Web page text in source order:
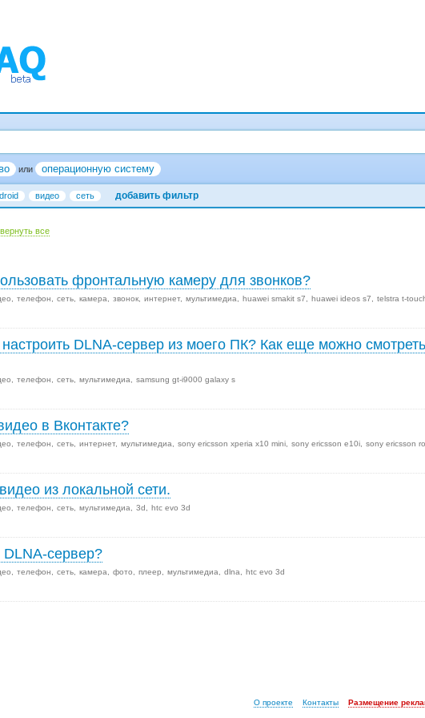
или операционную систему
видео сеть добавить фильтр
все
фронтальную камеру для звонков?
телефон сеть камера звонок интернет мультимедиа huawei smakit s7 huawei ideos s7 telstra t-
настроить DLNA-сервер из моего ПК? Как еще можно
телефон сеть мультимедиа samsung gt-i9000 galaxy s
в Вконтакте?
телефон сеть интернет мультимедиа sony ericsson xperia x10 mini sony ericsson e10i sony ericsson
из локальной сети.
телефон сеть мультимедиа 3d htc evo 3d
DLNA-сервер?
телефон сеть камера фото плеер мультимедиа dlna htc evo 3d
О проекте Контакты Размещение